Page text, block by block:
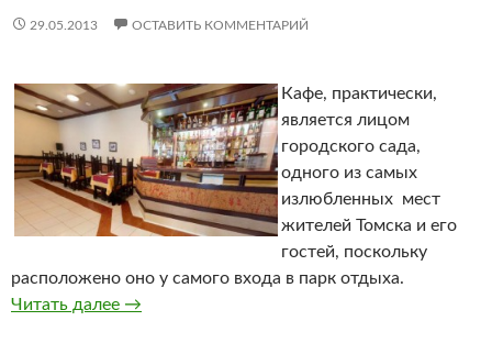
29.05.2013 ОСТАВИТЬ КОММЕНТАРИЙ
Кафе, практически,
является лицом
городского сада,
одного из самых
излюбленных мест
жителей Томска и его
гостей, поскольку
расположено оно у самого входа в парк отдыха.
Читать далее Кафе «Томичка»
→